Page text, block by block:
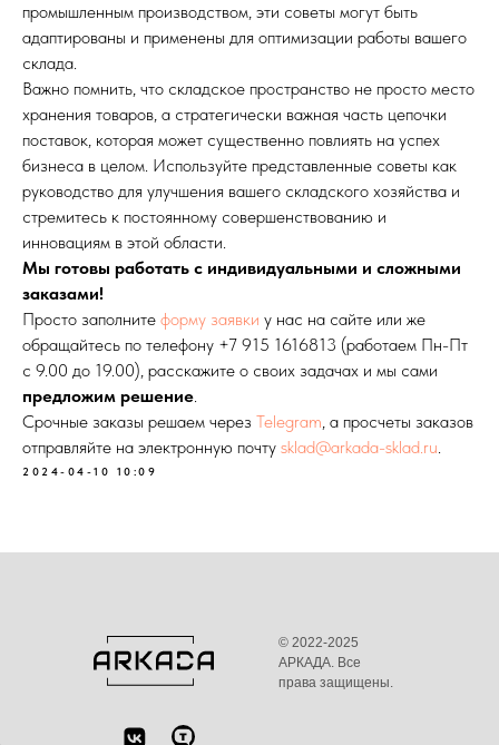
промышленным производством, эти советы могут быть
адаптированы и применены для оптимизации работы вашего
склада.
Важно помнить, что складское пространство не просто место
хранения товаров, а стратегически важная часть цепочки
поставок, которая может существенно повлиять на успех
бизнеса в целом. Используйте представленные советы как
руководство для улучшения вашего складского хозяйства и
стремитесь к постоянному совершенствованию и
инновациям в этой области.
Мы готовы работать с индивидуальными и сложными
заказами!
Просто заполните форму заявки у нас на сайте или же
обращайтесь по телефону +7 915 1616813 (работаем Пн-Пт
с 9.00 до 19.00), расскажите о своих задачах и мы сами
предложим решение.
Срочные заказы решаем через Telegram, а просчеты заказов
отправляйте на электронную почту sklad@arkada-sklad.ru.
2024-04-10 10:09
© 2022-2025
АРКАДА. Все
права защищены.